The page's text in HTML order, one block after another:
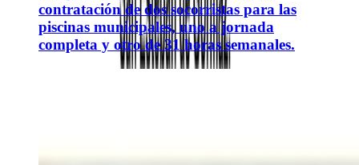
contratación de dos socorristas para las
piscinas municipales, uno a jornada
completa y otro de 31 horas semanales.